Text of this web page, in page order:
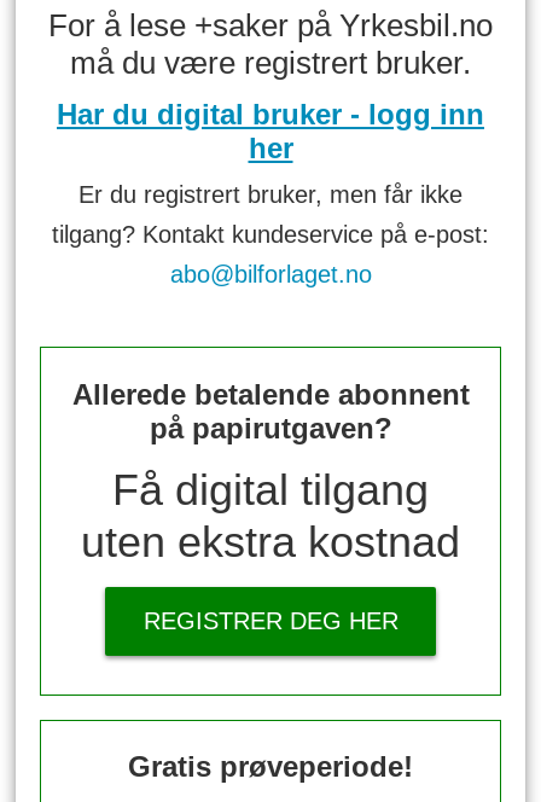
For å lese +saker på Yrkesbil.no
må du være registrert bruker.
Har du digital bruker - logg inn
her
Er du registrert bruker, men får ikke
tilgang? Kontakt kundeservice på e-post:
abo@bilforlaget.no
Allerede betalende abonnent
på papirutgaven?
Få digital tilgang
uten ekstra kostnad
REGISTRER DEG HER
Gratis prøveperiode!